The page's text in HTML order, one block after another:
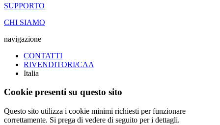
SUPPORTO
CHI SIAMO
navigazione
CONTATTI
RIVENDITORI/CAA
Italia
Cookie presenti su questo sito
Questo sito utilizza i cookie minimi richiesti per funzionare
correttamente. Si prega di vedere di seguito per i dettagli.